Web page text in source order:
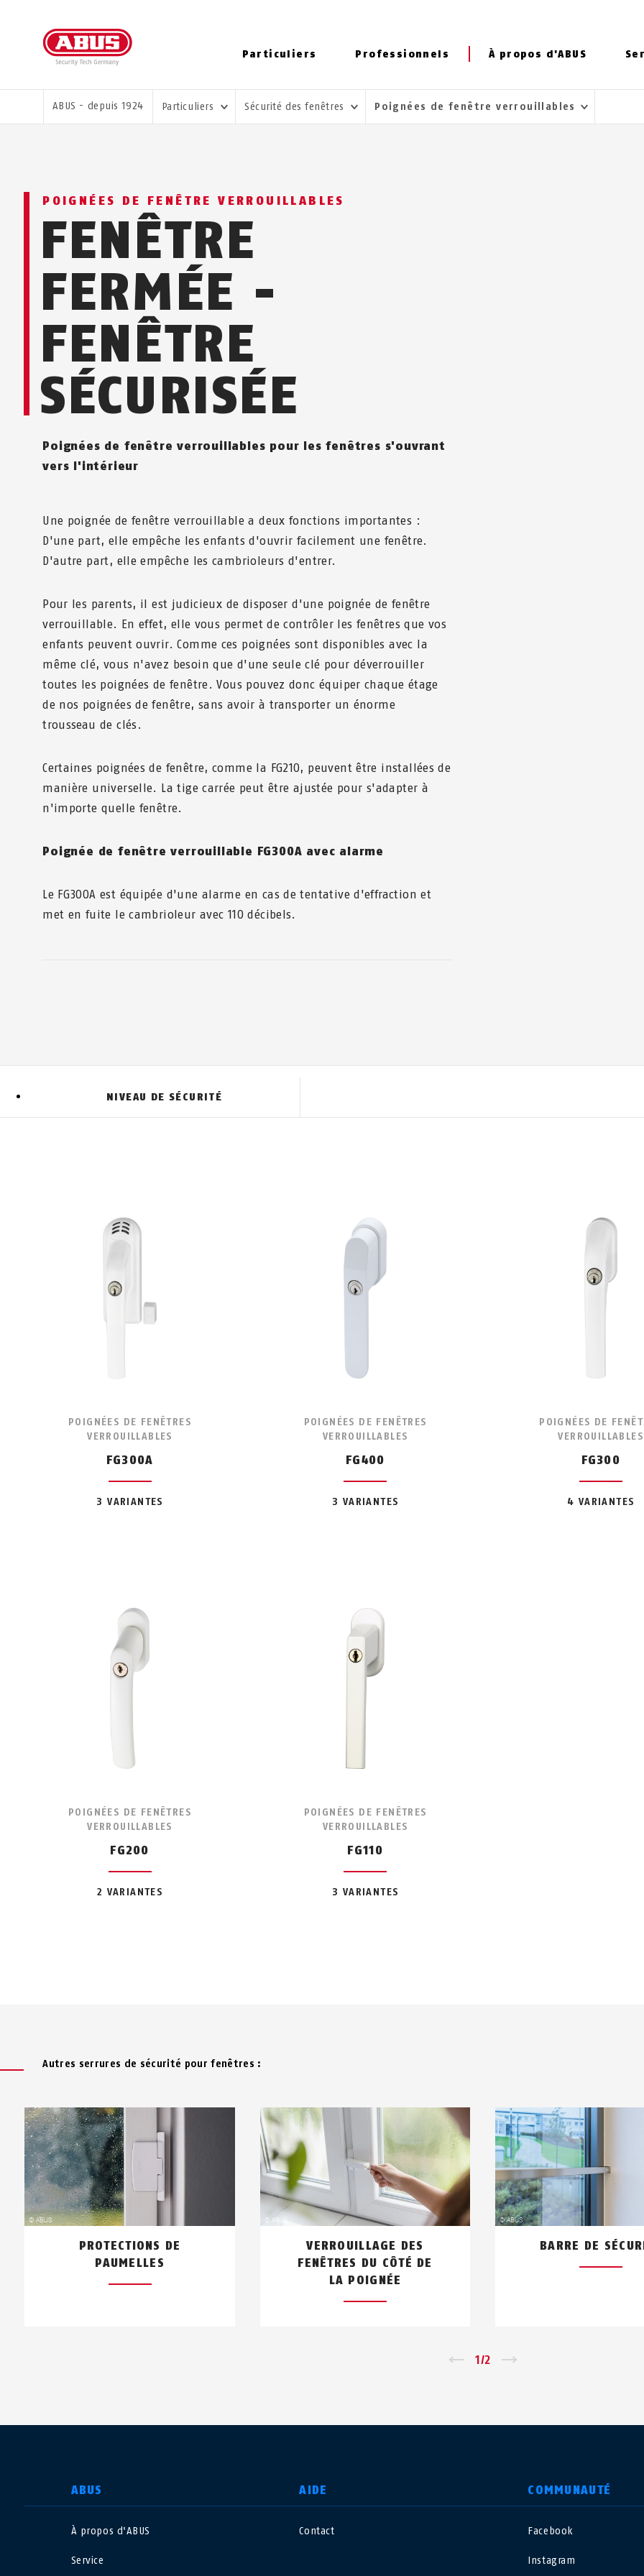
Particuliers Professionnels À propos d'ABUS
VOUS ÊTES ICI:
ABUS - depuis 1924 Particuliers Sécurité des fenêtres Poignées de fenêtre verrouillables
POIGNÉES DE FENÊTRE VERROUILLABLES
FENÊTRE
FERMÉE -
FENÊTRE
SÉCURISÉE
Poignées de fenêtre ver­rouillables pour les fenêtres s'ouvrant
vers l'intérieur
Une poignée de fenêtre verrouillable a deux fonctions importantes :
D'une part, elle empêche les enfants d'ouvrir facilement une fenêtre.
D'autre part, elle empêche les cambrioleurs d'entrer.
Pour les parents, il est judicieux de disposer d'une poignée de fenêtre
verrouillable. En effet, elle vous permet de contrôler les fenêtres que vos
enfants peuvent ouvrir. Comme ces poignées sont disponibles avec la
même clé, vous n'avez besoin que d'une seule clé pour déverrouiller
toutes les poignées de fenêtre. Vous pouvez donc équiper chaque étage
de nos poignées de fenêtre, sans avoir à transporter un énorme
trousseau de clés.
Certaines poignées de fenêtre, comme la FG210, peuvent être installées de
manière universelle. La tige carrée peut être ajustée pour s'adapter à
n'importe quelle fenêtre.
Poignée de fenêtre verrouillable FG300A avec alarme
Le FG300A est équipée d'une alarme en cas de tentative d'effraction et
met en fuite le cambrioleur avec 110 décibels.
NIVEAU DE SÉCURITÉ
POIGNÉES DE FENÊTRES
VERROUILLABLES
FG300A
3 VARIANTES
POIGNÉES DE FENÊTRES
VERROUILLABLES
FG400
3 VARIANTES
POIGNÉES DE
VERROUILLABLES
FG300
4 VARIANTES
POIGNÉES DE FENÊTRES
VERROUILLABLES
FG200
2 VARIANTES
POIGNÉES DE FENÊTRES
VERROUILLABLES
FG110
3 VARIANTES
Autres serrures de sécurité pour fenêtres :
PROTECTIONS DE
PAUMELLES
VERROUILLAGE DES
FENÊTRES DU CÔTÉ DE
LA POIGNÉE
BARRE DE
1/2
ABUS
À propos d'ABUS
Service
AIDE
Contact
COMMUNAUTÉ
Facebook
Instagram
CHOISIR UN PAYS